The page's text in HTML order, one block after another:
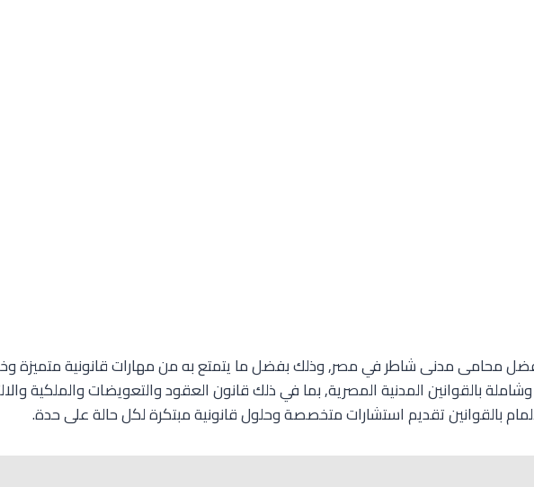
محامى مدنى شاطر في مصر, وذلك بفضل ما يتمتع به من مهارات قانونية متميزة
بالقوانين المدنية المصرية, بما في ذلك قانون العقود والتعويضات والملكية
بالقوانين تقديم استشارات متخصصة وحلول قانونية مبتكرة لكل حالة على حدة.